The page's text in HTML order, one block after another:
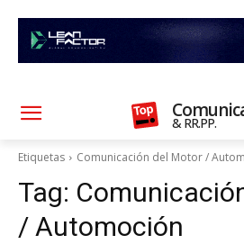
& RR.PP.
Etiquetas Comunicación del Motor /
Tag:
/ Automoción